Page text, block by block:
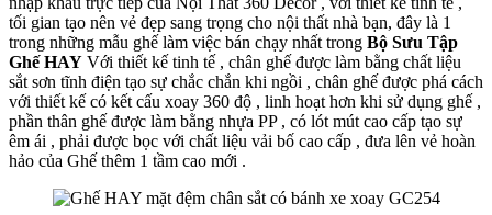
tối gian tạo nên vẻ đẹp sang trọng cho nội thất nhà bạn, đây là 1
trong những mẫu ghế làm việc bán chạy nhất trong Bộ Sưu Tập
Ghế HAY Với thiết kế tinh tế , chân ghế được làm bằng chất liệu
sắt sơn tĩnh điện tạo sự chắc chắn khi ngồi , chân ghế được phá cách
với thiết kế có kết cấu xoay 360 độ , linh hoạt hơn khi sử dụng ghế ,
phần thân ghế được làm bằng nhựa PP , có lót mút cao cấp tạo sự
êm ái , phải được bọc với chất liệu vải bố cao cấp , đưa lên vẻ hoàn
hảo của Ghế thêm 1 tầm cao mới .